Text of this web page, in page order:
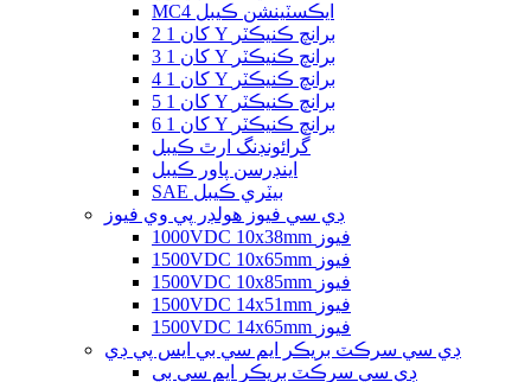
MC4 ايڪسٽينشن ڪيبل
2 کان 1 Y برانچ ڪنيڪٽر
3 کان 1 Y برانچ ڪنيڪٽر
4 کان 1 Y برانچ ڪنيڪٽر
5 کان 1 Y برانچ ڪنيڪٽر
6 کان 1 Y برانچ ڪنيڪٽر
گرائونڊنگ ارٿ ڪيبل
اينڊرسن پاور ڪيبل
SAE بيٽري ڪيبل
ڊي سي فيوز هولڊر پي وي فيوز
1000VDC 10x38mm فيوز
1500VDC 10x65mm فيوز
1500VDC 10x85mm فيوز
1500VDC 14x51mm فيوز
1500VDC 14x65mm فيوز
ڊي سي سرڪٽ بريڪر ايم سي بي ايس پي ڊي
ڊي سي سرڪٽ بريڪر ايم سي بي